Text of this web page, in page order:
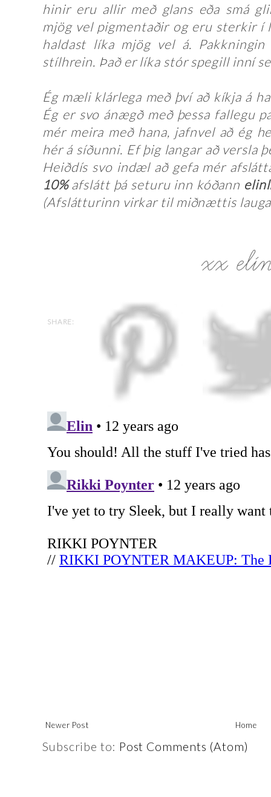
hinir eru allir með glans eða smá
mjög vel pigmentaðir og eru sterkir
haldast líka mjög vel á.
stílhrein. Það er líka stór spegill inní
Ég mæli klárlega með því að kíkja á
Ég er svo ánægð með þessa fallegu
mér meira með hana, jafnvel að ég
hér á síðunni. Ef þig langar að versla
Heiðdís svo indæl að gefa mér
10%afslátt þá seturu inn kóðann
(Afslátturinn virkar til miðnættis
SHARE:
Newer Post Home
Subscribe to: Post Comments (Atom)